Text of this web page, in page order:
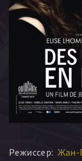
Режиссер: Жан-